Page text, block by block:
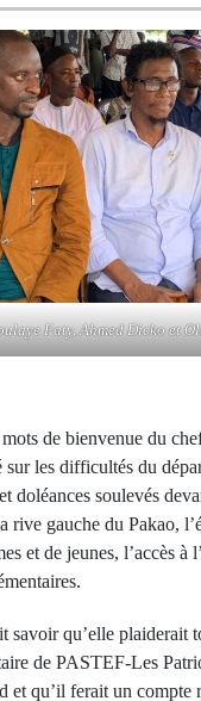
Faty, Ahmed Dicko et
de bienvenue du
les difficultés du
doléances soulevés
gauche du Pakao,
et de jeunes, l’accès à
savoir qu’elle plaiderait
de PASTEF-Les
et qu’il ferait un